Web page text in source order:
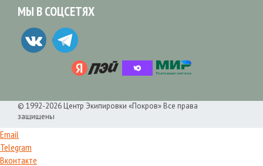
МЫ В СОЦСЕТЯХ
© 1992-2026 Центр Экипировки «Покров» Все права
защищены
Email
Telegram
Вконтакте